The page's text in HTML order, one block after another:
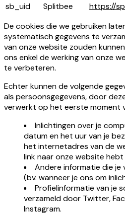
sb_uid
Splitbee
https://
De cookies die we gebruiken
systematisch gegevens te
van onze website zouden
ons enkel de werking van onze
te verbeteren.
Echter kunnen de volgende
als persoonsgegevens, door
verwerkt op het eerste moment
Inlichtingen over je
datum en het uur van je
het internetadres van de
link naar onze website
Andere informatie die
(bv. wanneer je ons om
Profielinformatie van je
verzameld door Twitter,
Instagram.